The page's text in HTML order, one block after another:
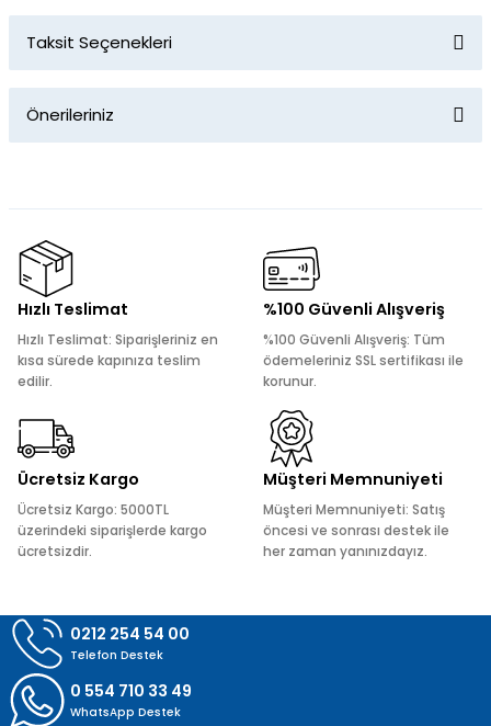
Taksit Seçenekleri
Önerileriniz
kullanarak tarafımıza iletebilirsiniz.
Görüş ve önerileriniz için teşekkür ederiz.
Ürün resmi kalitesiz, bozuk veya görüntülenemiyor.
Ürün bilgilerinde hatalar bulunuyor.
Ürün fiyatı diğer sitelerden daha pahalı.
Bu ürüne benzer farklı alternatifler olmalı.
Hızlı Teslimat
Hızlı Teslimat: Siparişleriniz en
kısa sürede kapınıza teslim
edilir.
%100 Güvenli Alışveriş
%100 Güvenli Alışveriş: Tüm
ödemeleriniz SSL sertifikası ile
korunur.
Ücretsiz Kargo
Ücretsiz Kargo: 5000TL
üzerindeki siparişlerde kargo
ücretsizdir.
Müşteri Memnuniyeti
Müşteri Memnuniyeti: Satış
öncesi ve sonrası destek ile
her zaman yanınızdayız.
0212 254 54 00
Telefon Destek
0 554 710 33 49
WhatsApp Destek